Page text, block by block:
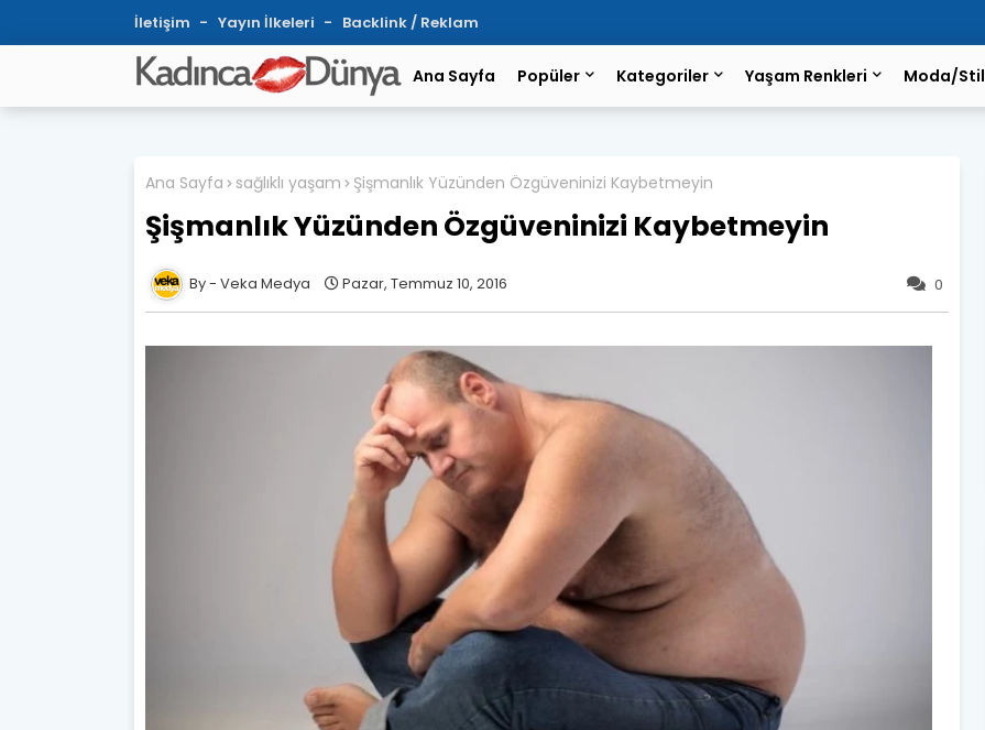
İletişim Yayın İlkeleri Backlink / Reklam
Ana Sayfa Popüler Kategoriler Yaşam Renkleri Moda/Stil
Ana Sayfa sağlıklı yaşam ​Şişmanlık Yüzünden Özgüveninizi Kaybetmeyin
​Şişmanlık Yüzünden Özgüveninizi Kaybetmeyin
0
Veka Medya Pazar, Temmuz 10, 2016